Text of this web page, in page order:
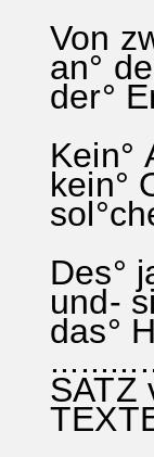
Von
an°
der°
Kein°
kein°
Des°
und-
das°
SATZ